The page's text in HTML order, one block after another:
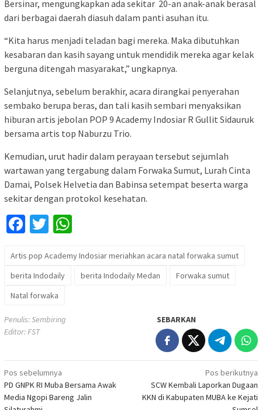
Bersinar, mengungkapkan ada sekitar 20-an anak-anak berasal
dari berbagai daerah diasuh dalam panti asuhan itu.
“Kita harus menjadi teladan bagi mereka. Maka dibutuhkan
kesabaran dan kasih sayang untuk mendidik mereka agar kelak
berguna ditengah masyarakat,” ungkapnya.
Selanjutnya, sebelum berakhir, acara dirangkai penyerahan
sembako berupa beras, dan tali kasih sembari menyaksikan
hiburan artis jebolan POP 9 Academy Indosiar R Gullit Sidauruk
bersama artis top Naburzu Trio.
Kemudian, urut hadir dalam perayaan tersebut sejumlah
wartawan yang tergabung dalam Forwaka Sumut, Lurah Cinta
Damai, Polsek Helvetia dan Babinsa setempat beserta warga
sekitar dengan protokol kesehatan.
Facebook
Twitter
Artis pop Academy Indosiar meriahkan acara natal forwaka sumut
berita Indodaily
berita Indodaily Medan
Forwaka sumut
Natal forwaka
Penulis: Sembiring
Editor: FST
SEBARKAN
Navigasi
pos
Pos sebelumnya
PD GNPK RI Muba Bersama Awak
Media Ngopi Bareng Jalin
Pos berikutnya
SCW Kembali Laporkan Dugaan
KKN di Kabupaten MUBA ke Kejati